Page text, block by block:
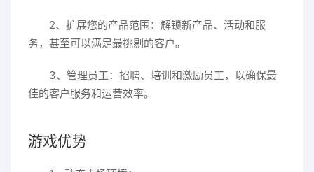
2、扩展您的产品范围：解锁新产品、活动和服
务，甚至可以满足最挑剔的客户。
3、管理员工：招聘、培训和激励员工，以确保最
佳的客户服务和运营效率。
游戏优势